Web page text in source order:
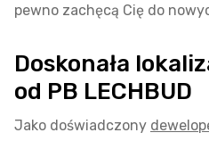
pewno zachęcą Cię do
Doskonała
od PB LECHBUD
Jako doświadczony